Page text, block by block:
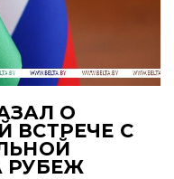
О
ВСТРЕЧЕ С
РУБЕЖ